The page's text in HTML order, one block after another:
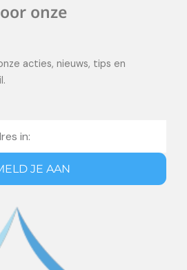
onze
acties, nieuws, tips en
JE AAN